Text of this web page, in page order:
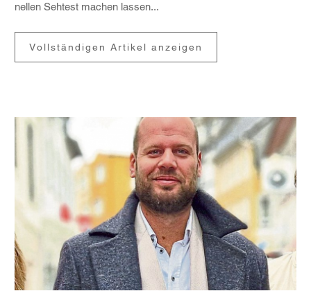
nellen Sehtest machen lassen...
Vollständigen Artikel anzeigen